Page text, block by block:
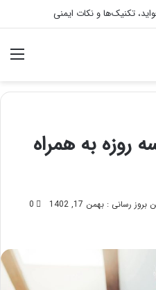
افسردگی را درمان کنید!
روزه به همراه
رسانی : بهمن 17, 1402
0